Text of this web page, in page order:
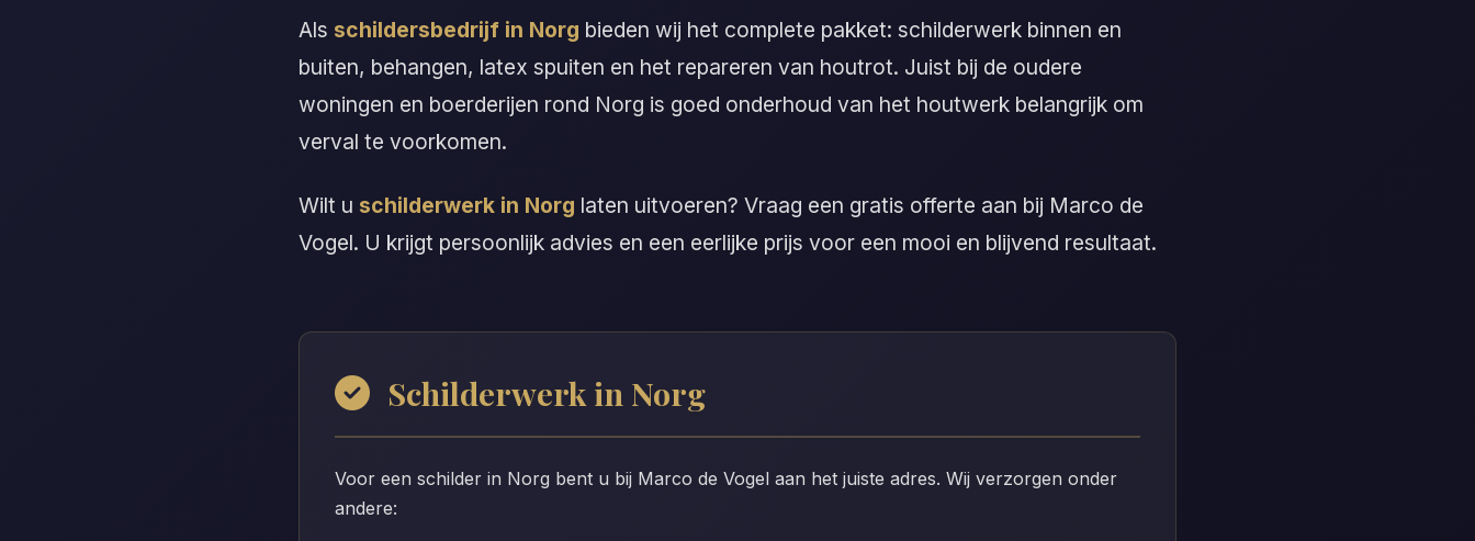
Als schildersbedrijf in Norg bieden wij het complete pakket: schilderwerk binnen en
buiten, behangen, latex spuiten en het repareren van houtrot. Juist bij de oudere
woningen en boerderijen rond Norg is goed onderhoud van het houtwerk belangrijk om
verval te voorkomen.
Wilt u schilderwerk in Norg laten uitvoeren? Vraag een gratis offerte aan bij Marco de
Vogel. U krijgt persoonlijk advies en een eerlijke prijs voor een mooi en blijvend resultaat.
Schilderwerk in Norg
Voor een schilder in Norg bent u bij Marco de Vogel aan het juiste adres. Wij verzorgen onder
andere: